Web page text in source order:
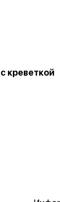
креветкой